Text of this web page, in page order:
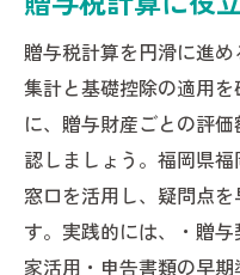
贈与税計算を円滑に進
集計と基礎控除の適用
に、贈与財産ごとの評
認しましょう。福岡県
窓口を活用し、疑問点
す。実践的には、・贈
家活用・申告書類の早